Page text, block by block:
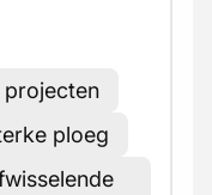
projecten
ploeg